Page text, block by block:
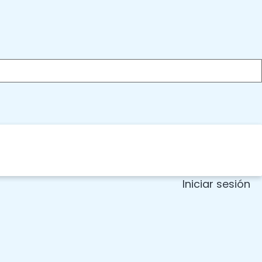
Iniciar sesión